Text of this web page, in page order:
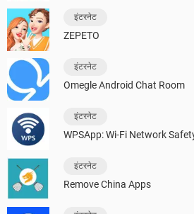
इंटरनेट
ZEPETO
इंटरनेट
Omegle Android Chat Room
इंटरनेट
WPSApp: Wi-Fi Network
इंटरनेट
Remove China Apps